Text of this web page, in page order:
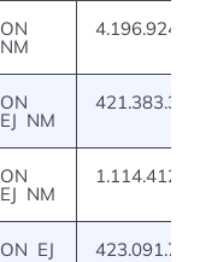
ON
NM
ON
EJ NM
421.383.330
ON
EJ NM
ON EJ 423.091.712